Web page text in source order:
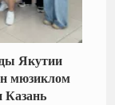
Якутии
мюзиклом
Казань